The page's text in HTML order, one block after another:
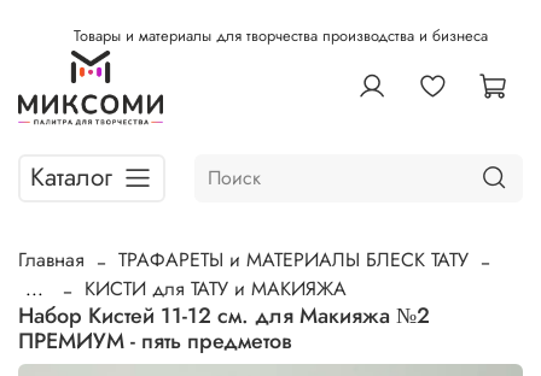
Товары и материалы для творчества производства и бизнеса
Каталог
Главная
ТРАФАРЕТЫ и МАТЕРИАЛЫ БЛЕСК ТАТУ
...
КИСТИ для ТАТУ и МАКИЯЖА
Набор Кистей 11-12 см. для Макияжа №2
ПРЕМИУМ - пять предметов